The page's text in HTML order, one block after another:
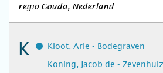
regio Gouda, Nederland
K
Kloot, Arie - Bodegraven
Koning, Jacob de -